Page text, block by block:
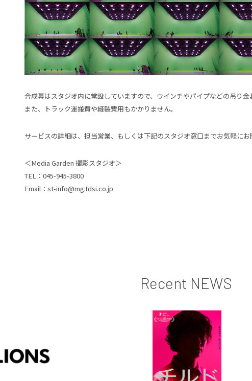
合成幕はスタジオ内に常設していますので、ウインチやパイプなどの吊り金
また、トラック運搬費や縫製費用もかかりません。
サービスの詳細は、担当営業、もしくは下記のスタジオ窓口までお気軽にお
＜Media Garden 撮影スタジオ＞
TEL：045-945-3800
Email：st-info@mg.tdsi.co.jp
Recent NEWS